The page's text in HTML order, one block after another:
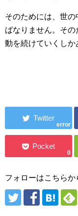
そのためには、世
ばなりません。そ
動を続けていくしか
error
0
フォローはこちらか